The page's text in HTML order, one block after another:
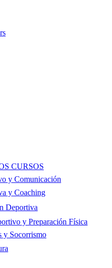
CURSOS
y Comunicación
y Coaching
Deportiva
y Preparación Física
y Socorrismo